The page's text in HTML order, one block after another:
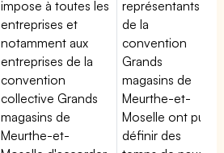
impose à toutes les
entreprises et
notamment aux
entreprises de la
convention
collective Grands
magasins de
Meurthe-et-
représentants
de la
convention
Grands
magasins de
Meurthe-et-
Moselle ont pu
définir des